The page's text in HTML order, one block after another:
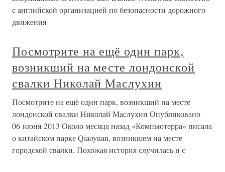
с английской организацией по безопасности дорожного
движения
Посмотрите на ещё один парк,
возникший на месте лондонской
свалки Николай Маслухин
Посмотрите на ещё один парк, возникший на месте
лондонской свалки Николай Маслухин Опубликовано
06 июня 2013 Около месяца назад «Компьютерра» писала
о китайском парке Qiaoyuan, возникшем на месте
городской свалки. Похожая история случилась и с